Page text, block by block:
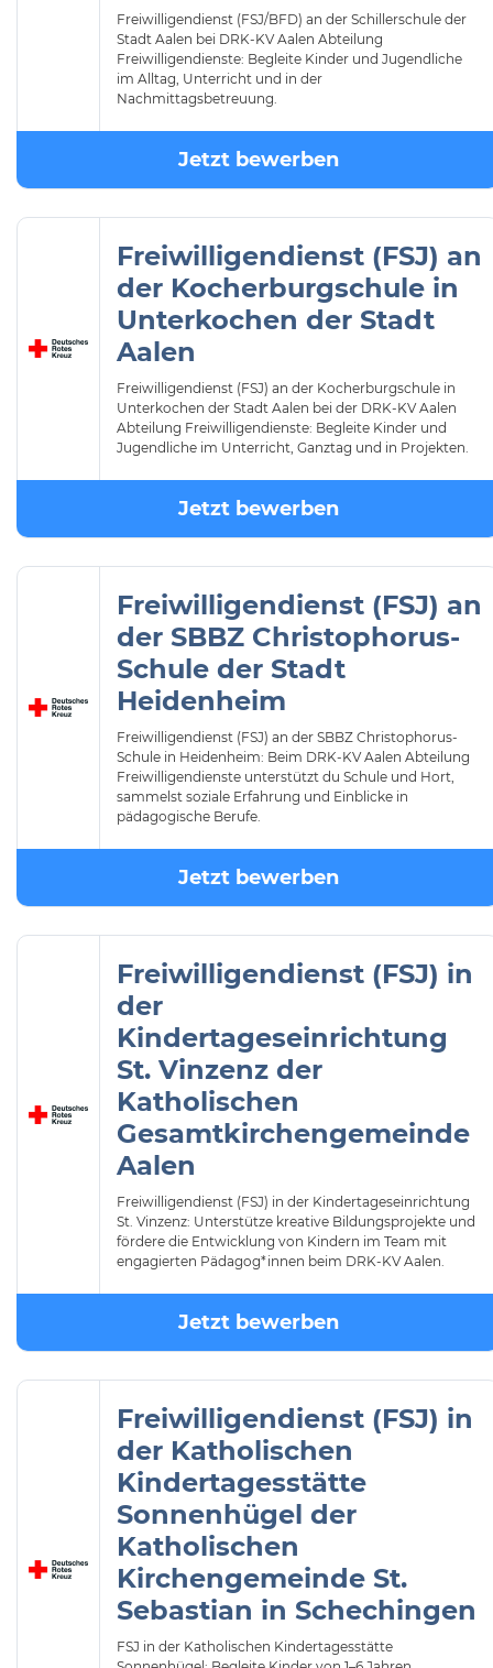
Freiwilligendienst (FSJ/BFD) an der Schillerschule der
Stadt Aalen bei DRK-KV Aalen Abteilung
Freiwilligendienste: Begleite Kinder und Jugendliche
im Alltag, Unterricht und in der
Nachmittagsbetreuung.
Jetzt bewerben
Freiwilligendienst (FSJ) an
der Kocherburgschule in
Unterkochen der Stadt
Aalen
Freiwilligendienst (FSJ) an der Kocherburgschule in
Unterkochen der Stadt Aalen bei der DRK-KV Aalen
Abteilung Freiwilligendienste: Begleite Kinder und
Jugendliche im Unterricht, Ganztag und in Projekten.
Jetzt bewerben
Freiwilligendienst (FSJ) an
der SBBZ Christophorus-
Schule der Stadt
Heidenheim
Freiwilligendienst (FSJ) an der SBBZ Christophorus-
Schule in Heidenheim: Beim DRK-KV Aalen Abteilung
Freiwilligendienste unterstützt du Schule und Hort,
sammelst soziale Erfahrung und Einblicke in
pädagogische Berufe.
Jetzt bewerben
Freiwilligendienst (FSJ) in
der
Kindertageseinrichtung
St. Vinzenz der
Katholischen
Gesamtkirchengemeinde
Aalen
Freiwilligendienst (FSJ) in der Kindertageseinrichtung
St. Vinzenz: Unterstütze kreative Bildungsprojekte und
fördere die Entwicklung von Kindern im Team mit
engagierten Pädagog*innen beim DRK-KV Aalen.
Jetzt bewerben
Freiwilligendienst (FSJ) in
der Katholischen
Kindertagesstätte
Sonnenhügel der
Katholischen
Kirchengemeinde St.
Sebastian in Schechingen
FSJ in der Katholischen Kindertagesstätte